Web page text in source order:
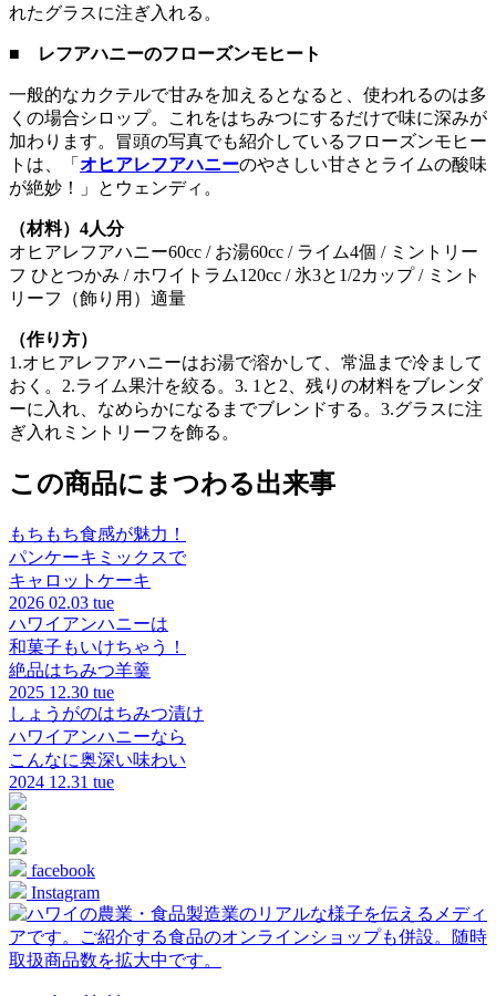
れたグラスに注ぎ入れる。
■ レフアハニーのフローズンモヒート
一般的なカクテルで甘みを加えるとなると、使われるのは多
くの場合シロップ。これをはちみつにするだけで味に深みが
加わります。冒頭の写真でも紹介しているフローズンモヒー
トは、「 オヒアレフアハニーのやさしい甘さとライムの酸味
が絶妙！」とウェンディ。
（材料）4人分
オヒアレフアハニー60cc / お湯60cc / ライム4個 / ミントリー
フ ひとつかみ / ホワイトラム120cc / 氷3と1/2カップ / ミント
リーフ（飾り用）適量
（作り方）
1.オヒアレフアハニーはお湯で溶かして、常温まで冷まして
おく。2.ライム果汁を絞る。3. 1と2、残りの材料をブレンダ
ーに入れ、なめらかになるまでブレンドする。3.グラスに注
ぎ入れミントリーフを飾る。
この商品にまつわる出来事
もちもち食感が魅力！
パンケーキミックスで
キャロットケーキ
2026 02.03 tue
ハワイアンハニーは
和菓子もいけちゃう！
絶品はちみつ羊羹
2025 12.30 tue
しょうがのはちみつ漬け
ハワイアンハニーなら
こんなに奥深い味わい
2024 12.31 tue
facebook
Instagram